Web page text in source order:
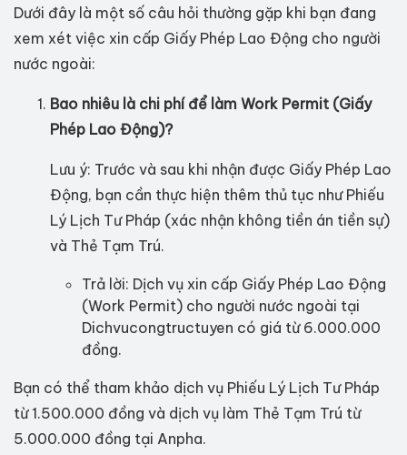
Dưới đây là một số câu hỏi thường gặp khi bạn đang
xem xét việc xin cấp Giấy Phép Lao Động cho người
nước ngoài:
Bao nhiêu là chi phí để làm Work Permit (Giấy
Phép Lao Động)?
Lưu ý: Trước và sau khi nhận được Giấy Phép Lao
Động, bạn cần thực hiện thêm thủ tục như Phiếu
Lý Lịch Tư Pháp (xác nhận không tiền án tiền sự)
và Thẻ Tạm Trú.
Trả lời: Dịch vụ xin cấp Giấy Phép Lao Động
(Work Permit) cho người nước ngoài tại
Dichvucongtructuyen có giá từ 6.000.000
đồng.
Bạn có thể tham khảo dịch vụ Phiếu Lý Lịch Tư Pháp
từ 1.500.000 đồng và dịch vụ làm Thẻ Tạm Trú từ
5.000.000 đồng tại Anpha.